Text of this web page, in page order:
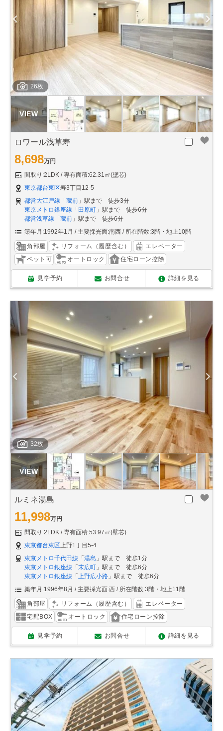
26枚
ロワール浅草寿
8,698万円
間取り:2LDK
専有面積:62.31㎡(壁芯)
東京都台東区寿3丁目12-5
都営大江戸線 「 蔵前 」駅まで 徒歩3分
東京メトロ銀座線 「 田原町 」駅まで 徒歩6分
都営浅草線 「 蔵前 」駅まで 徒歩6分
築年月:1992年1月
主要採光面:南西 所在階数:3階・地上10階
角部屋 リフォーム（履歴含む）
エレベーター
ペット可
オートロック 住宅ローン控除
見学予約 お問合せ 詳細を見る
32枚
ルミネ湯島
11,998万円
間取り:2LDK
専有面積:53.97㎡(壁芯)
東京都台東区上野1丁目5-4
東京メトロ千代田線 「 湯島 」駅まで 徒歩1分
東京メトロ銀座線 「 末広町 」駅まで 徒歩6分
東京メトロ銀座線 「 上野広小路 」駅まで 徒歩6分
築年月:1996年8月
主要採光面:西 所在階数:3階・地上11階
角部屋 リフォーム（履歴含む）
エレベーター
宅配BOX
オートロック 住宅ローン控除
見学予約 お問合せ 詳細を見る